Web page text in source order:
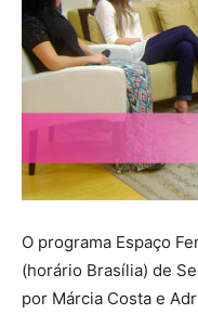
O programa Espaço
(horário Brasília) de
por Márcia Costa e